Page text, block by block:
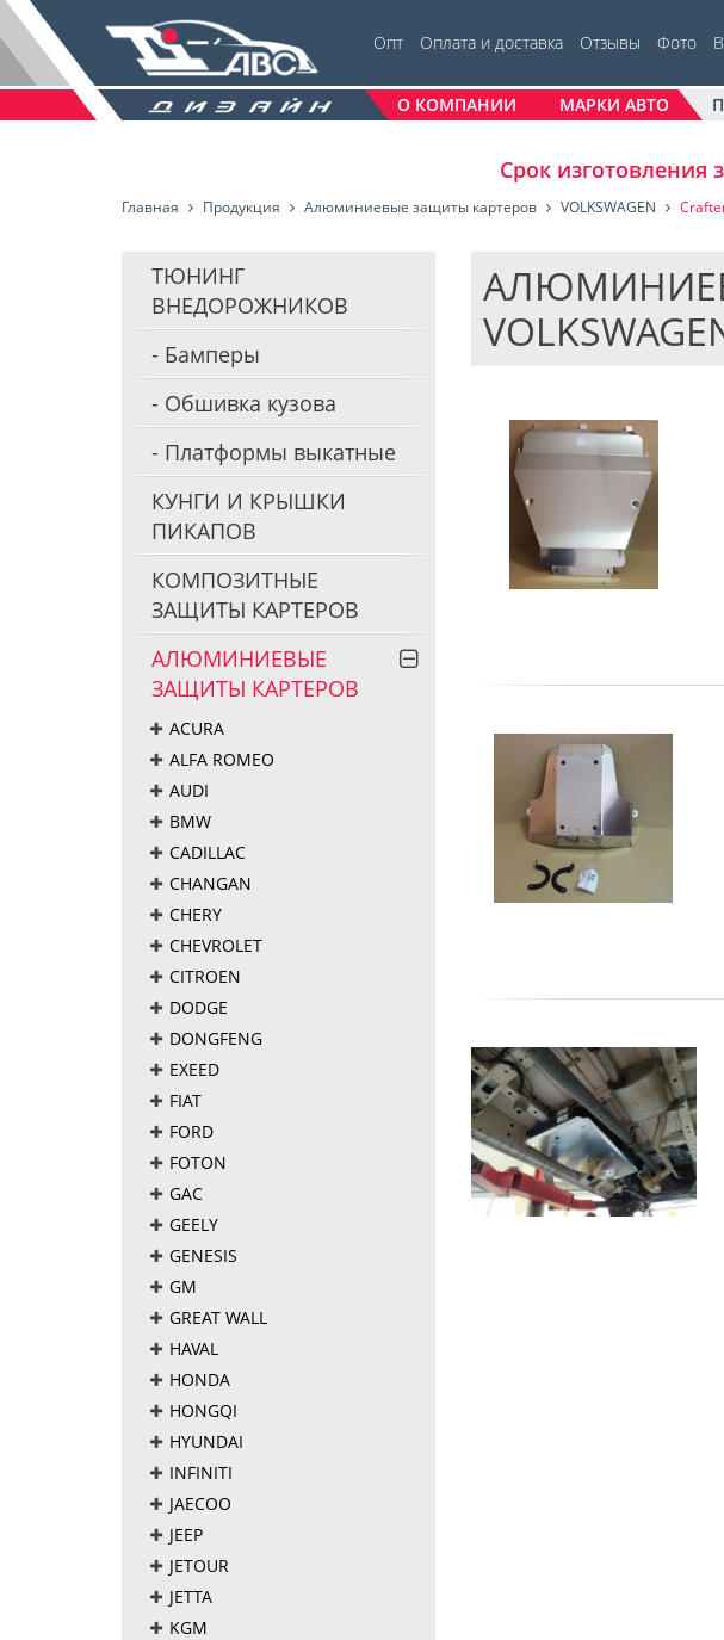
Опт Оплата и доставка Отзывы Фото
О КОМПАНИИ МАРКИ АВТО
Срок изготовления
Главная Продукция Алюминиевые защиты картеров VOLKSWAGEN
ТЮНИНГ
ВНЕДОРОЖНИКОВ
Бамперы
Обшивка кузова
Платформы выкатные
КУНГИ И КРЫШКИ
ПИКАПОВ
КОМПОЗИТНЫЕ
ЗАЩИТЫ КАРТЕРОВ
АЛЮМИНИЕВЫЕ
ЗАЩИТЫ КАРТЕРОВ
ACURA
ALFA ROMEO
AUDI
BMW
CADILLAC
CHANGAN
CHERY
CHEVROLET
CITROEN
DODGE
DONGFENG
EXEED
FIAT
FORD
FOTON
GAC
GEELY
GENESIS
GM
GREAT WALL
HAVAL
HONDA
HONGQI
HYUNDAI
INFINITI
JAECOO
JEEP
JETOUR
JETTA
KGM